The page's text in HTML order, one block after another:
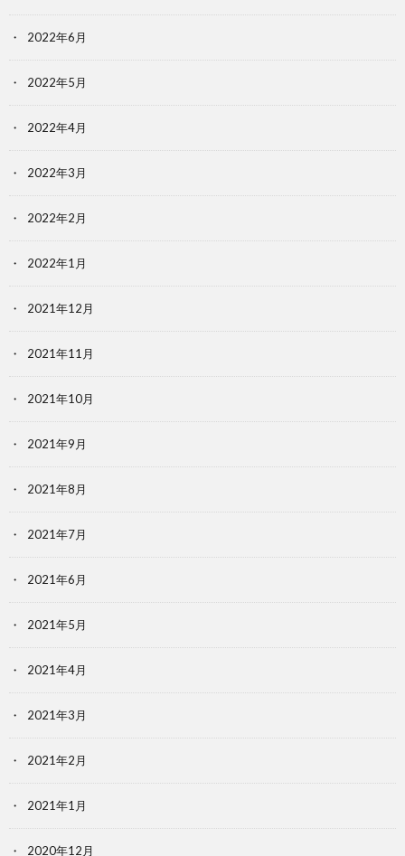
2022年6月
2022年5月
2022年4月
2022年3月
2022年2月
2022年1月
2021年12月
2021年11月
2021年10月
2021年9月
2021年8月
2021年7月
2021年6月
2021年5月
2021年4月
2021年3月
2021年2月
2021年1月
2020年12月